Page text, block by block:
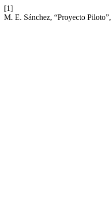
[1]
M. E. Sánchez, “Proyecto Piloto”,